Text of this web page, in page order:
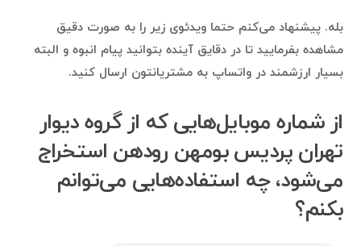
بله. پیشنهاد می‌کنم حتما ویدئوی زیر را به صورت دقیق
مشاهده بفرمایید تا در دقایق آینده بتوانید پیام انبوه و البته
بسیار ارزشمند در واتساپ به مشتریانتون ارسال کنید.
از شماره موبایل‌هایی که از گروه دیوار
تهران پردیس بومهن رودهن استخراج
می‌شود، چه استفاده‌هایی می‌توانم
بکنم؟